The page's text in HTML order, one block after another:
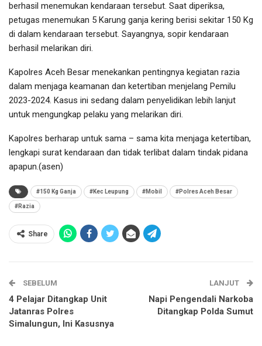
berhasil menemukan kendaraan tersebut. Saat diperiksa,
petugas menemukan 5 Karung ganja kering berisi sekitar 150 Kg
di dalam kendaraan tersebut. Sayangnya, sopir kendaraan
berhasil melarikan diri.
Kapolres Aceh Besar menekankan pentingnya kegiatan razia
dalam menjaga keamanan dan ketertiban menjelang Pemilu
2023-2024. Kasus ini sedang dalam penyelidikan lebih lanjut
untuk mengungkap pelaku yang melarikan diri.
Kapolres berharap untuk sama – sama kita menjaga ketertiban,
lengkapi surat kendaraan dan tidak terlibat dalam tindak pidana
apapun.(asen)
#150 Kg Ganja #Kec Leupung #Mobil #Polres Aceh Besar
#Razia
Share
SEBELUM
4 Pelajar Ditangkap Unit
Jatanras Polres
Simalungun, Ini Kasusnya
LANJUT
Napi Pengendali Narkoba
Ditangkap Polda Sumut